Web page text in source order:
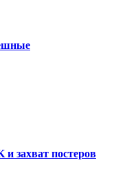
захват постеров